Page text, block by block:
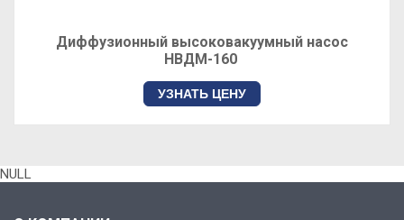
Диффузионный высоковакуумный насос
НВДМ-160
УЗНАТЬ ЦЕНУ
NULL